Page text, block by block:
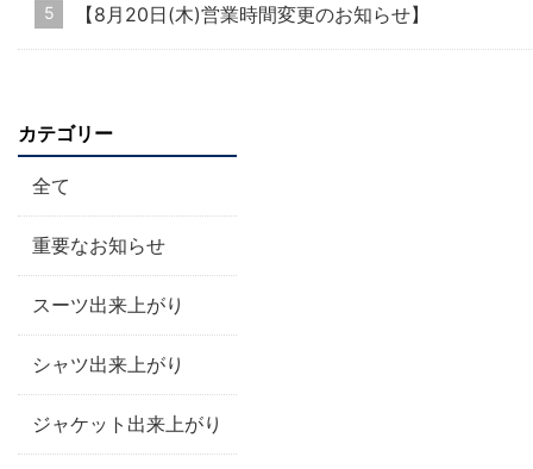
【8月20日(木)営業時間変更のお知らせ】
カテゴリー
全て
重要なお知らせ
スーツ出来上がり
シャツ出来上がり
ジャケット出来上がり